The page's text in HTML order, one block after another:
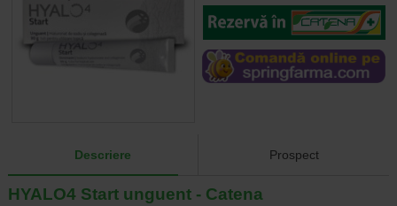
Descriere Prospect
HYALO4 Start unguent - Catena